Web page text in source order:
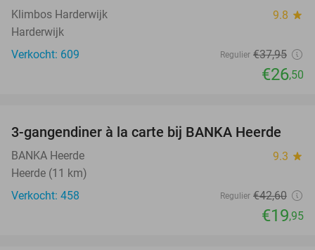
Klimbos Harderwijk 9.8 star
Harderwijk
Verkocht: 609
Regulier €37,95
€26,50
53%
3-gangendiner à la carte bij BANKA Heerde
BANKA Heerde 9.3 star
Heerde (11 km)
Verkocht: 458
Regulier €42,60
€19,95